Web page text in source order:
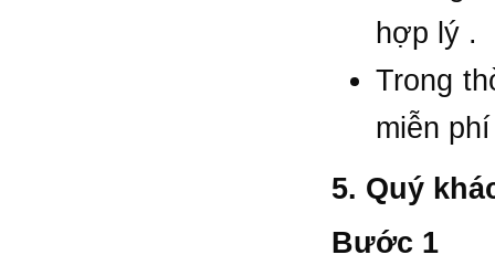
hợp lý .
Trong
miễn
5. Quý
Bước 1